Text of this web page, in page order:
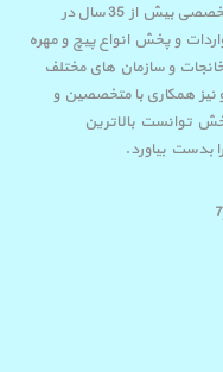
گروه صنعتی جهان پیچ صنعت دارای فعالیت تخصصی بیش از 35 سال در
و پخش انواع پیچ و مهره
و سازمان های مختلف
همکاری با متخصصین و
توانست بالاترین
بدست بیاورد.